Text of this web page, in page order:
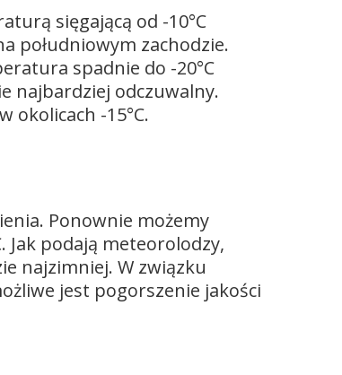
sięgającą od -10°C
południowym zachodzie.
spadnie do -20°C
najbardziej odczuwalny.
okolicach -15°C.
Ponownie możemy
Jak podają meteorolodzy,
najzimniej. W związku
jest pogorszenie jakości